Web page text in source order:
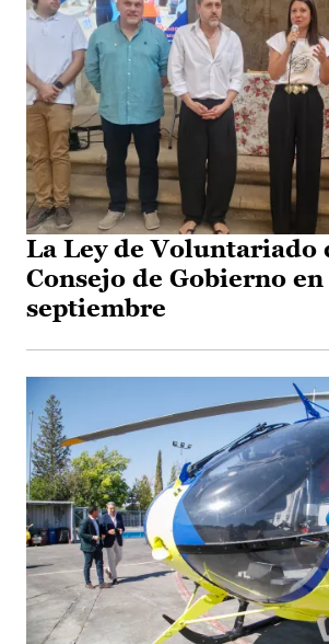
La Ley de Voluntariado
Consejo de Gobierno en
septiembre